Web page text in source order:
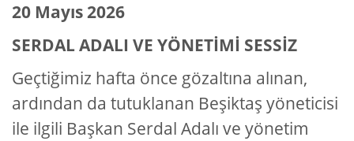
20 Mayıs 2026
SERDAL ADALI VE YÖNETİMİ SESSİZ
Geçtiğimiz hafta önce gözaltına alınan,
ardından da tutuklanan Beşiktaş yöneticisi
ile ilgili Başkan Serdal Adalı ve yönetim